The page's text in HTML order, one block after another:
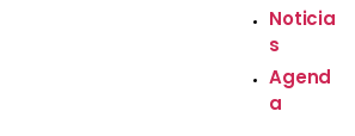
Noticia
s
Agend
a